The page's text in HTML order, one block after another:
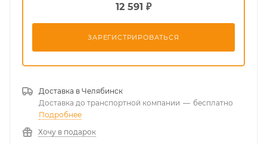
12 591 ₽
ЗАРЕГИСТРИРОВАТЬСЯ
Доставка в Челябинск
Доставка до транспортной компании — бесплатно
Подробнее
Хочу в подарок